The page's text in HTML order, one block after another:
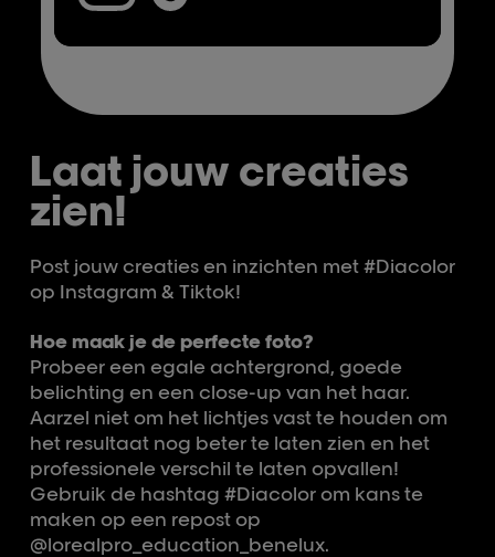
Laat jouw creaties
zien!
Post jouw creaties en inzichten met #Diacolor
op Instagram & Tiktok!
Hoe maak je de perfecte foto?
Probeer een egale achtergrond, goede
belichting en een close-up van het haar.
Aarzel niet om het lichtjes vast te houden om
het resultaat nog beter te laten zien en het
professionele verschil te laten opvallen!
Gebruik de hashtag #Diacolor om kans te
maken op een repost op
@lorealpro_education_benelux.